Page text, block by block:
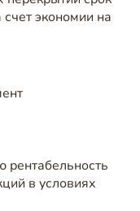
экономии на
рентабельность
в условиях